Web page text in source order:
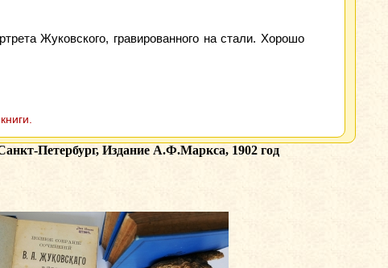
Жуковского, гравированного на стали. Хорошо
Петербург, Издание А.Ф.Маркса, 1902 год